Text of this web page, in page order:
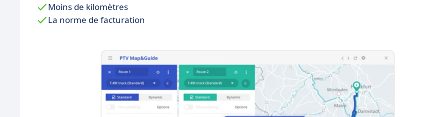
Moins de kilomètres
La norme de facturation